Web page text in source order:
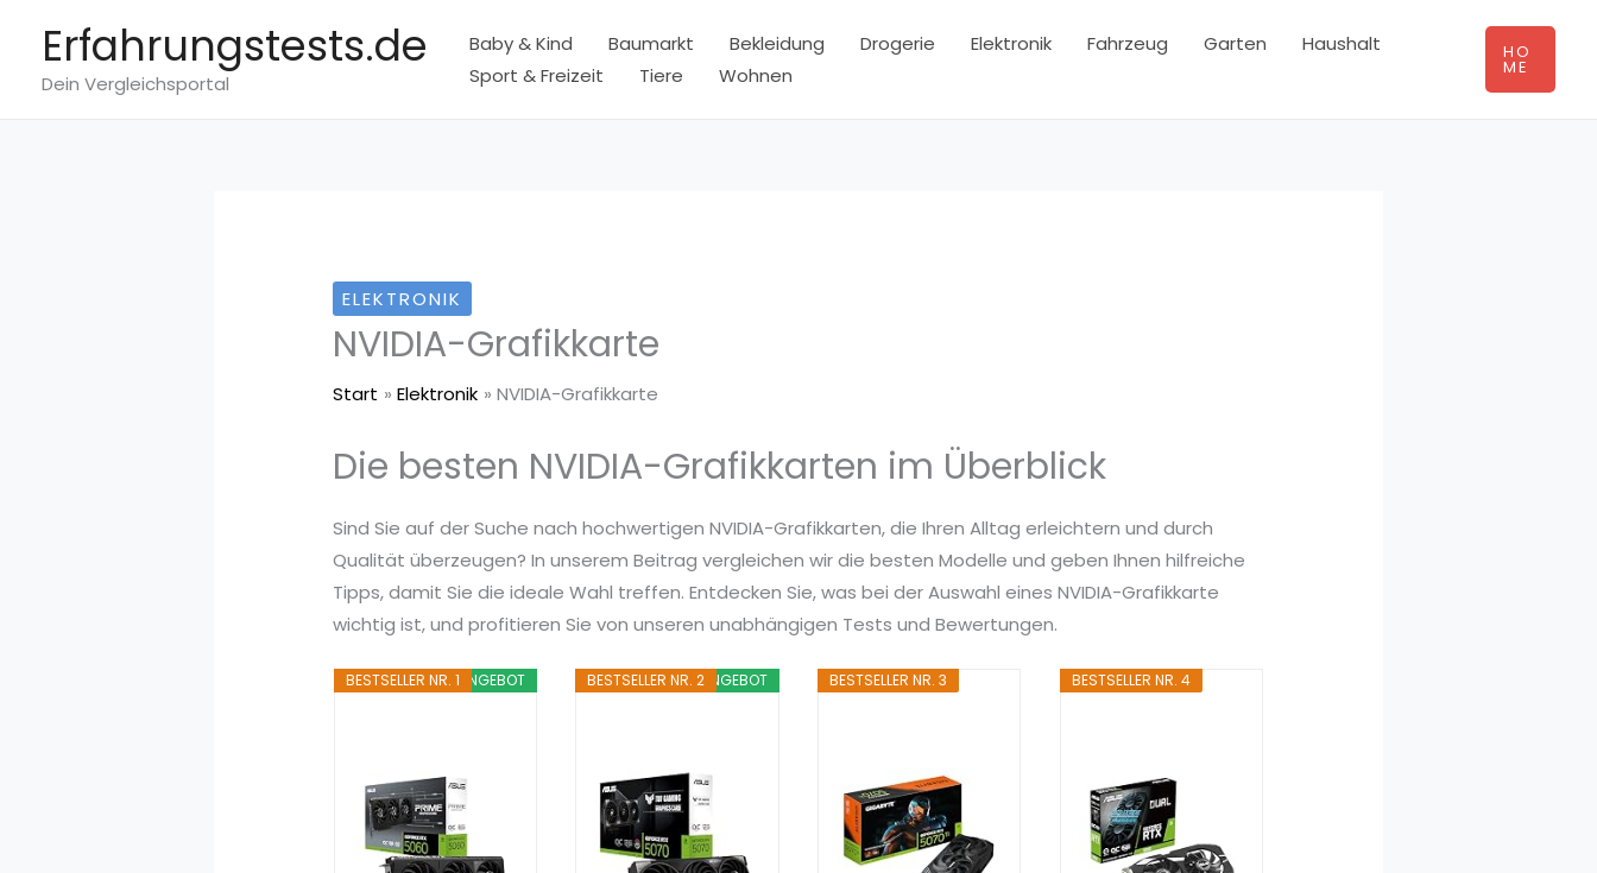
springen
Erfahrungstests.de
Dein Vergleichsportal
Baby & Kind Baumarkt Bekleidung Drogerie Elektronik Fahrzeug Garten
Haushalt
Sport & Freizeit
Tiere Wohnen
HO
ME
ELEKTRONIK
NVIDIA-Grafikkarte
Start Elektronik NVIDIA-Grafikkarte
Die besten NVIDIA-Grafikkarten im Überblick
Sind Sie auf der Suche nach hochwertigen NVIDIA-Grafikkarten, die Ihren Alltag erleichtern und durch
Qualität überzeugen? In unserem Beitrag vergleichen wir die besten Modelle und geben Ihnen hilfreiche
Tipps, damit Sie die ideale Wahl treffen. Entdecken Sie, was bei der Auswahl eines NVIDIA-Grafikkarte
wichtig ist, und profitieren Sie von unseren unabhängigen Tests und Bewertungen.
ANGEBOT
BESTSELLER NR. 1 ANGEBOT
BESTSELLER NR. 2 BESTSELLER NR. 3 BESTSELLER NR. 4